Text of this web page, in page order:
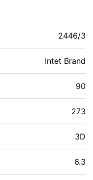
2446/3
Intet Brand
90
273
3D
6.3